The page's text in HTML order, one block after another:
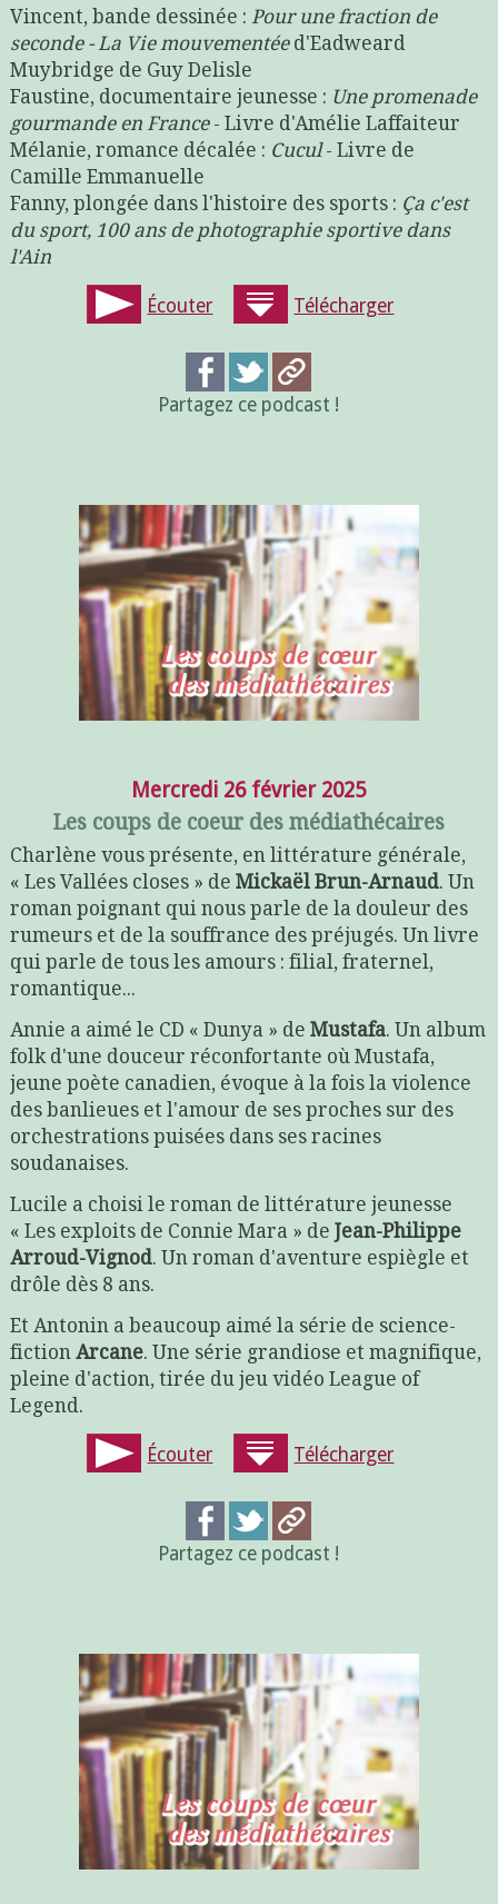
Vincent, bande dessinée : Pour une fraction de
seconde - La Vie mouvementéed'Eadweard
Muybridge de Guy Delisle
Faustine, documentaire jeunesse : Une promenade
gourmande en France- Livre d'Amélie Laffaiteur
Mélanie, romance décalée : Cucul- Livre de
Camille Emmanuelle
Fanny, plongée dans l'histoire des sports : Ça c'est
du sport, 100 ans de photographie sportive dans
l'Ain
Écouter Télécharger
Partagez ce podcast !
Mercredi 26 février 2025
Les coups de coeur des médiathécaires
Charlène vous présente, en littérature générale,
« Les Vallées closes » de Mickaël Brun-Arnaud. Un
roman poignant qui nous parle de la douleur des
rumeurs et de la souffrance des préjugés. Un livre
qui parle de tous les amours : filial, fraternel,
romantique...
Annie a aimé le CD « Dunya » de Mustafa. Un album
folk d'une douceur réconfortante où Mustafa,
jeune poète canadien, évoque à la fois la violence
des banlieues et l'amour de ses proches sur des
orchestrations puisées dans ses racines
soudanaises.
Lucile a choisi le roman de littérature jeunesse
« Les exploits de Connie Mara » de Jean-Philippe
Arroud-Vignod. Un roman d'aventure espiègle et
drôle dès 8 ans.
Et Antonin a beaucoup aimé la série de science-
fiction Arcane. Une série grandiose et magnifique,
pleine d'action, tirée du jeu vidéo League of
Legend.
Écouter Télécharger
Partagez ce podcast !